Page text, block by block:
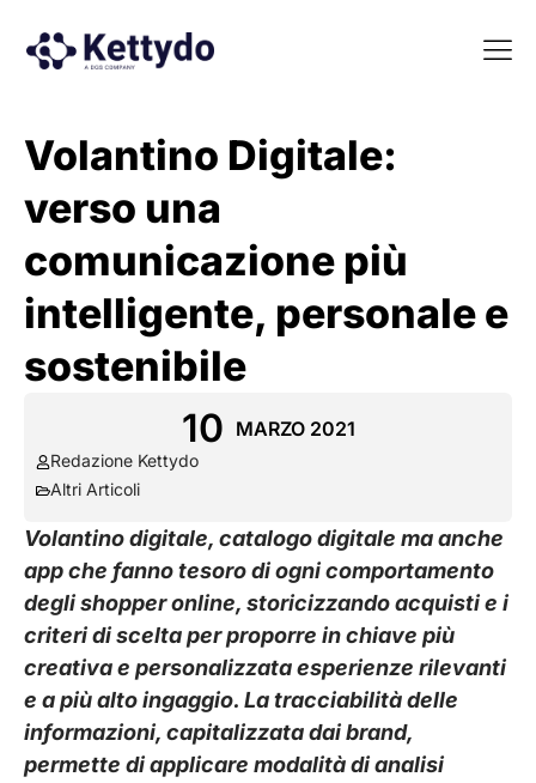
Volantino Digitale:
verso una
comunicazione più
intelligente, personale e
sostenibile
10 MARZO 2021
Redazione Kettydo
Altri Articoli
Volantino digitale, catalogo digitale ma anche
app che fanno tesoro di ogni comportamento
degli shopper online, storicizzando acquisti e i
criteri di scelta per proporre in chiave più
creativa e personalizzata esperienze rilevanti
e a più alto ingaggio. La tracciabilità delle
informazioni, capitalizzata dai brand,
permette di applicare modalità di analisi